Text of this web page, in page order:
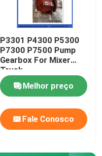
P3301 P4300 P5300
P7300 P7500 Pump
Gearbox For Mixer
Truck
Melhor preço
Fale Conosco